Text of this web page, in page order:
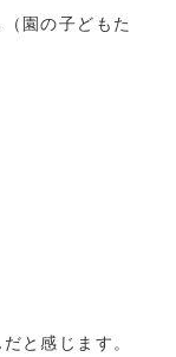
園の子どもた
と感じます。